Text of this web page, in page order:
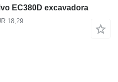
EC380D excavadora
18,29